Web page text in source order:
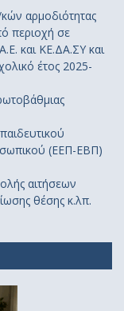
αρμοδιότητας
περιοχή σε
και ΚΕ.ΔΑ.ΣΥ και
έτος 2025-
(ΕΕΠ-ΕΒΠ)
αιτήσεων
θέσης κ.λπ.